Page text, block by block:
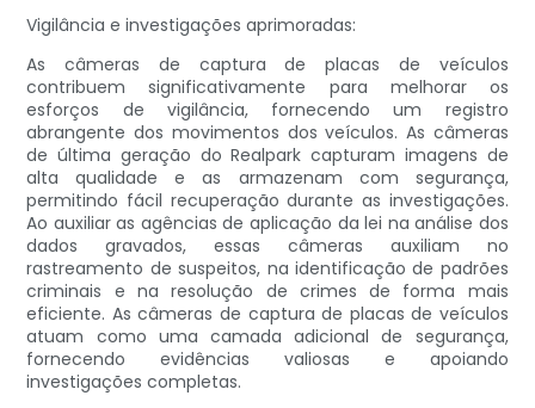
Vigilância e investigações aprimoradas:
As câmeras de captura de placas de veículos
contribuem significativamente para melhorar os
esforços de vigilância, fornecendo um registro
abrangente dos movimentos dos veículos. As câmeras
de última geração do Realpark capturam imagens de
alta qualidade e as armazenam com segurança,
permitindo fácil recuperação durante as investigações.
Ao auxiliar as agências de aplicação da lei na análise dos
dados gravados, essas câmeras auxiliam no
rastreamento de suspeitos, na identificação de padrões
criminais e na resolução de crimes de forma mais
eficiente. As câmeras de captura de placas de veículos
atuam como uma camada adicional de segurança,
fornecendo evidências valiosas e apoiando
investigações completas.